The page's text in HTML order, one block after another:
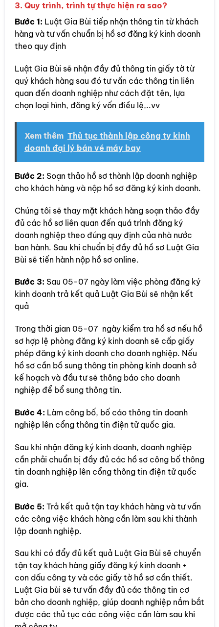
3. Quy trình, trình tự thực hiện ra sao?
Bước 1: Luật Gia Bùi tiếp nhận thông tin từ khách
hàng và tư vấn chuẩn bị hồ sơ đăng ký kinh doanh
theo quy định
Luật Gia Bùi sẽ nhận đầy đủ thông tin giấy tờ từ
quý khách hàng sau đó tư vấn các thông tin liên
quan đến doanh nghiệp như cách đặt tên, lựa
chọn loại hình, đăng ký vốn điều lệ,..vv
Xem thêm Thủ tục thành lập công ty kinh
doanh đại lý bán vé máy bay
Bước 2: Soạn thảo hồ sơ thành lập doanh nghiệp
cho khách hàng và nộp hồ sơ đăng ký kinh doanh.
Chúng tôi sẽ thay mặt khách hàng soạn thảo đầy
đủ các hồ sơ liên quan đến quá trình đăng ký
doanh nghiệp theo đúng quy định của nhà nước
ban hành. Sau khi chuẩn bị đầy đủ hồ sơ Luật Gia
Bùi sẽ tiến hành nộp hồ sơ online.
Bước 3: Sau 05-07 ngày làm việc phòng đăng ký
kinh doanh trả kết quả Luật Gia Bùi sẽ nhận kết
quả
Trong thời gian 05-07 ngày kiểm tra hồ sơ nếu hồ
sơ hợp lệ phòng đăng ký kinh doanh sẽ cấp giấy
phép đăng ký kinh doanh cho doanh nghiệp. Nếu
hồ sơ cần bồ sung thông tin phòng kinh doanh sở
kế hoạch và đầu tư sẽ thông báo cho doanh
nghiệp để bổ sung thông tin.
Bước 4: Làm công bố, bố cáo thông tin doanh
nghiệp lên cổng thông tin điện tử quốc gia.
Sau khi nhận đăng ký kinh doanh, doanh nghiệp
cần phải chuẩn bị đầy đủ các hồ sơ công bố thông
tin doanh nghiệp lên cổng thông tin điện tử quốc
gia.
Bước 5: Trả kết quả tận tay khách hàng và tư vấn
các công việc khách hàng cần làm sau khi thành
lập doanh nghiệp.
Sau khi có đẩy đủ kết quả Luật Gia Bùi sẽ chuyển
tận tay khách hàng giấy đăng ký kinh doanh +
con dấu công ty và các giấy tờ hồ sơ cần thiết.
Luật Gia bùi sẽ tư vấn đầy đủ các thông tin cơ
bản cho doanh nghiệp, giúp doanh nghiệp nắm bắt
được các thủ tục các công việc cần làm sau khi